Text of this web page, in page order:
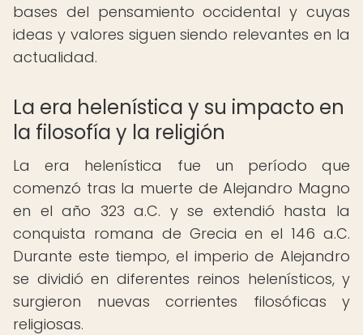
bases del pensamiento occidental y cuyas
ideas y valores siguen siendo relevantes en la
actualidad.
La era helenística y su impacto en
la filosofía y la religión
La era helenística fue un período que
comenzó tras la muerte de Alejandro Magno
en el año 323 a.C. y se extendió hasta la
conquista romana de Grecia en el 146 a.C.
Durante este tiempo, el imperio de Alejandro
se dividió en diferentes reinos helenísticos, y
surgieron nuevas corrientes filosóficas y
religiosas.